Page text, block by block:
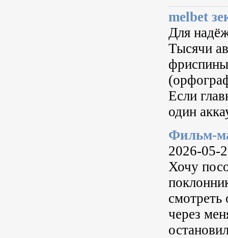
melbet
Для
Тысячи
Если
один
Фильм-
2026-05-
Хочу
через